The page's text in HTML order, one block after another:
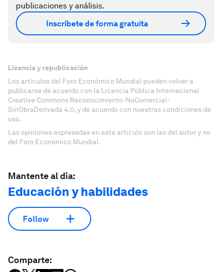
publicaciones y análisis.
Inscríbete de forma gratuita
Licencia y republicación
Los artículos del Foro Económico Mundial pueden volver a
publicarse de acuerdo con la Licencia Pública Internacional
Creative Commons Reconocimiento-NoComercial-
SinObraDerivada 4.0, y de acuerdo con nuestras condiciones de
uso.
Las opiniones expresadas en este artículo son las del autor y no
del Foro Económico Mundial.
Mantente al día:
Educación y habilidades
Follow
Comparte: